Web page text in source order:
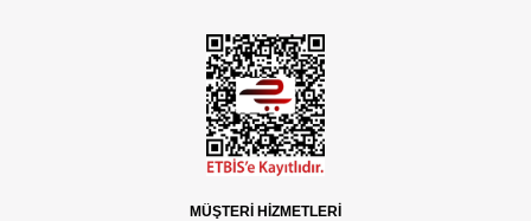
MÜŞTERİ HİZMETLERİ